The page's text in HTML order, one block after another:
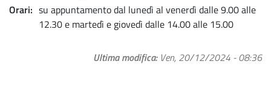
Orari
su appuntamento dal lunedì al venerdì dalle 9.00 alle
12.30 e martedì e giovedì dalle 14.00 alle 15.00
Ultima modifica Ven, 20/12/2024 - 08:36